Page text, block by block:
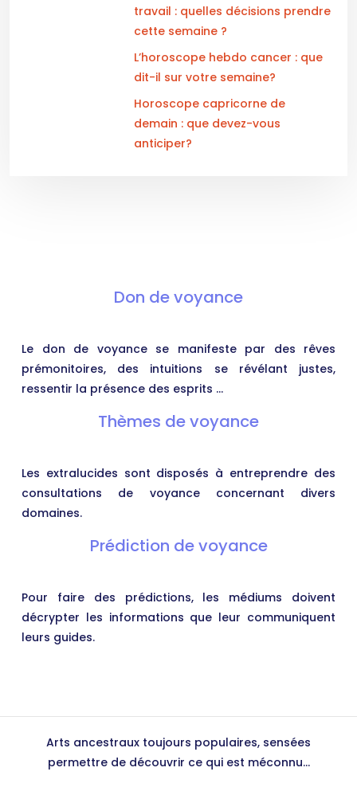
travail : quelles décisions prendre
cette semaine ?
L’horoscope hebdo cancer : que
dit-il sur votre semaine?
Horoscope capricorne de
demain : que devez-vous
anticiper?
Don de voyance
Le don de voyance se manifeste par des rêves
prémonitoires, des intuitions se révélant justes,
ressentir la présence des esprits …
Thèmes de voyance
Les extralucides sont disposés à entreprendre des
consultations de voyance concernant divers
domaines.
Prédiction de voyance
Pour faire des prédictions, les médiums doivent
décrypter les informations que leur communiquent
leurs guides.
Arts ancestraux toujours populaires, sensées
permettre de découvrir ce qui est méconnu...